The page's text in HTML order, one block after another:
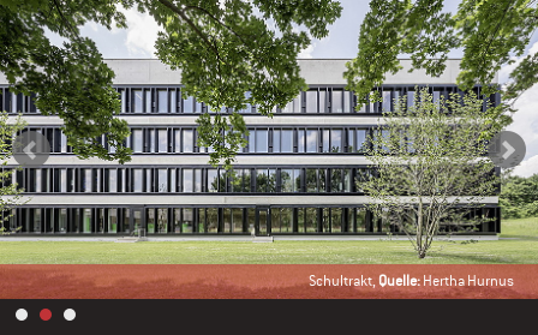
Schultrakt,Quelle:Hertha Hurnus